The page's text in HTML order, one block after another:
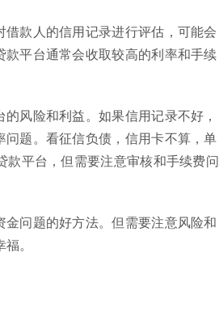
款人的信用记录进行评估，可能会
平台通常会收取较高的利率和手续
风险和利益。如果信用记录不好，
题。看征信负债，信用卡不算，单
平台，但需要注意审核和手续费问
问题的好方法。但需要注意风险和
。